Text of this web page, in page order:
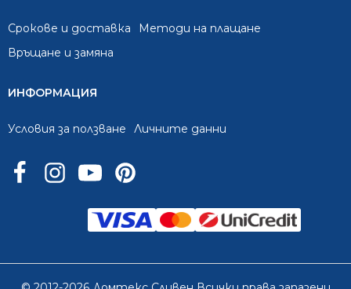
Срокове и доставка
Методи на плащане
Връщане и замяна
ИНФОРМАЦИЯ
Условия за ползване Личните данни